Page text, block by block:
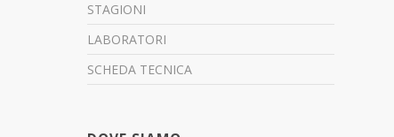
STAGIONI
LABORATORI
SCHEDA TECNICA